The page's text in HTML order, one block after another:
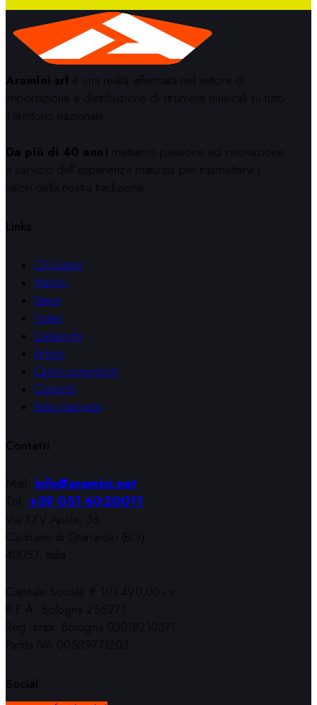
Aramini srl è una realtà affermata nel settore di
importazione e distribuzione di strumenti musicali su tutto
il territorio nazionale.
Da più di 40 anni mettiamo passione ed innovazione
a servizio dell’esperienza maturata per trasmettervi i
valori della nostra tradizione.
Links
Chi siamo
Marchi
News
Video
Cataloghi
Artisti
Centri consigliati
Contatti
Area riservata
Contatti
Mail:info@aramini.net
Tel:+39 051 6020011
Via XXV Aprile, 36
Cadriano di Granarolo (BO)
40057, Italia
Capitale Sociale € 101.490,00 i.v.
R.E.A. Bologna 256271
Reg. Impr. Bologna 03018210371
Partita IVA 00589771203
Social